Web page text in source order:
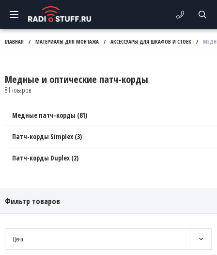
ГЛАВНАЯ / МАТЕРИАЛЫ ДЛЯ МОНТАЖА / АКСЕССУАРЫ ДЛЯ ШКАФОВ И СТОЕК /
Медные и оптические патч-корды
81 товаров
Медные патч-корды (81)
Патч-корды Simplex (3)
Патч-корды Duplex (2)
Фильтр товаров
Цена